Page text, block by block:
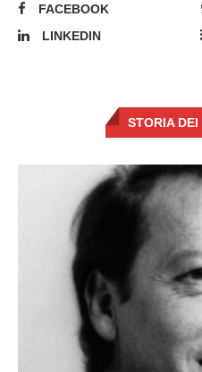
FACEBOOK
LINKEDIN
STORIA